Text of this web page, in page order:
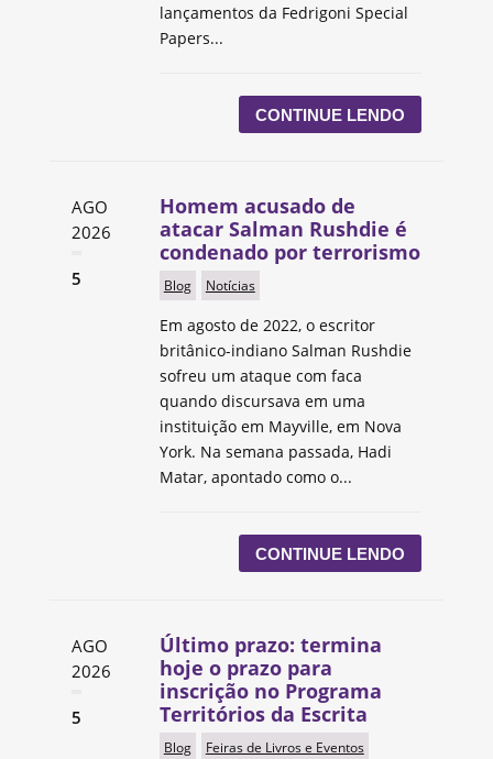
lançamentos da Fedrigoni Special
Papers...
CONTINUE LENDO
AGO
2026
5
Homem acusado de
atacar Salman Rushdie é
condenado por terrorismo
Blog Notícias
Em agosto de 2022, o escritor
britânico-indiano Salman Rushdie
sofreu um ataque com faca
quando discursava em uma
instituição em Mayville, em Nova
York. Na semana passada, Hadi
Matar, apontado como o...
CONTINUE LENDO
AGO
2026
5
Último prazo: termina
hoje o prazo para
inscrição no Programa
Territórios da Escrita
Blog Feiras de Livros e Eventos